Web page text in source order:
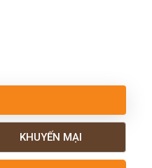
KHUYẾN MẠI